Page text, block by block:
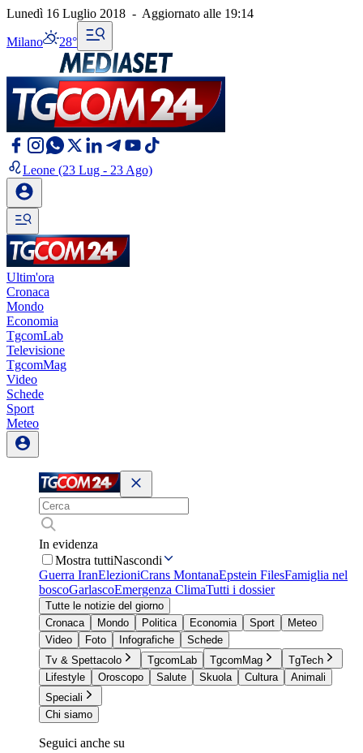
Lunedì 16 Luglio 2018 - Aggiornato alle 19:14
Milano 28°
Leone (23 Lug - 23 Ago)
Ultim'ora
Cronaca
Mondo
Economia
TgcomLab
Televisione
TgcomMag
Video
Schede
Sport
Meteo
In evidenza
Mostra tuttiNascondi
Guerra IranElezioniCrans MontanaEpstein FilesFamiglia nel
boscoGarlascoEmergenza ClimaTutti i dossier
Tutte le notizie del giorno
Cronaca
Mondo Politica Economia Sport
Meteo
Video
Foto Infografiche
Schede
Tv & Spettacolo
TgcomLab TgcomMag
TgTech
Lifestyle
Oroscopo Salute Skuola Cultura
Animali
Speciali
Chi siamo
Seguici anche su